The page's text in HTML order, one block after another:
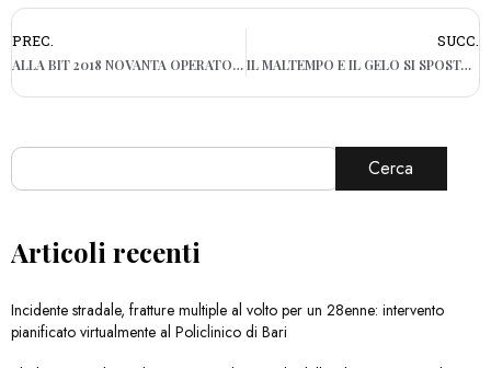
PREC.
ALLA BIT 2018 NOVANTA OPERATORI E TANTI COMUNI: LA PUGLIA LANCIA NUOVI PRODOTTI TURISTICI
SUCC.
IL MALTEMPO E IL GELO SI SPOSTANO IN PUGLIA, ALLERTA DELLA PROTEZIONE CIVILE PER VENTI E TEMPORALI
Cerca
Articoli recenti
Incidente stradale, fratture multiple al volto per un 28enne: intervento
pianificato virtualmente al Policlinico di Bari